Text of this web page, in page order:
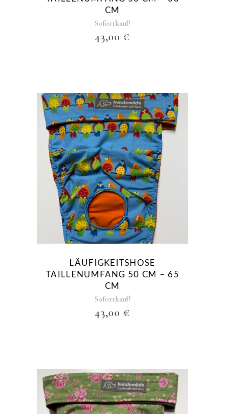
CM
Sofortkauf!
43,00 €
LÄUFIGKEITSHOSE
TAILLENUMFANG 50 CM – 65
CM
Sofortkauf!
43,00 €